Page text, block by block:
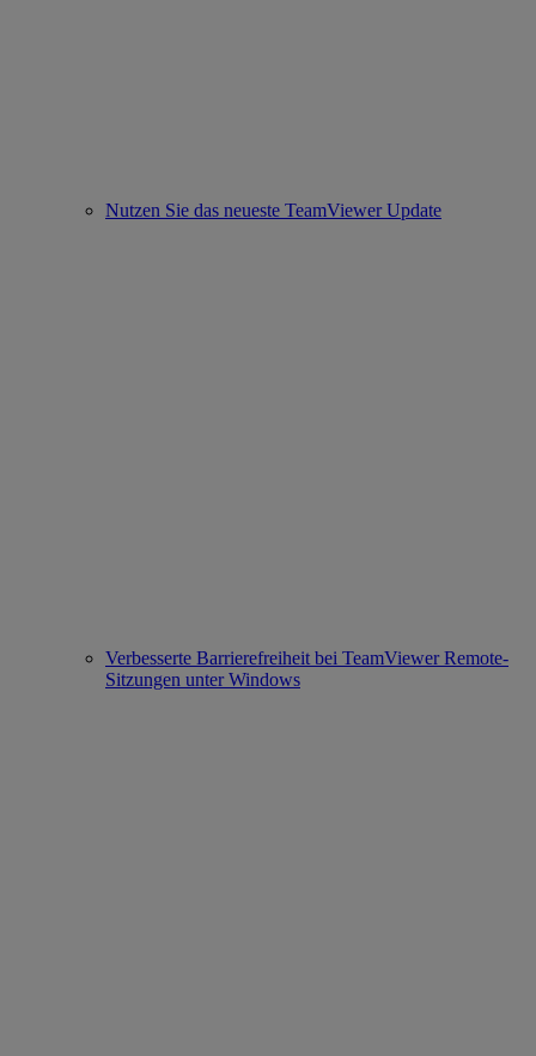
Nutzen Sie das neueste TeamViewer Update
Verbesserte Barrierefreiheit bei TeamViewer Remote-
Sitzungen unter Windows